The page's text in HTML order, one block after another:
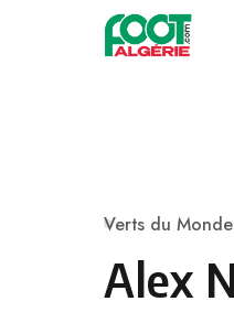
Skip to content
Category
Verts du Monde
Alex